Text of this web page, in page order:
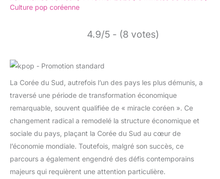
Culture pop coréenne
4.9/5 - (8 votes)
La Corée du Sud, autrefois l’un des pays les plus démunis, a
traversé une période de transformation économique
remarquable, souvent qualifiée de « miracle coréen ». Ce
changement radical a remodelé la structure économique et
sociale du pays, plaçant la Corée du Sud au cœur de
l’économie mondiale. Toutefois, malgré son succès, ce
parcours a également engendré des défis contemporains
majeurs qui requièrent une attention particulière.